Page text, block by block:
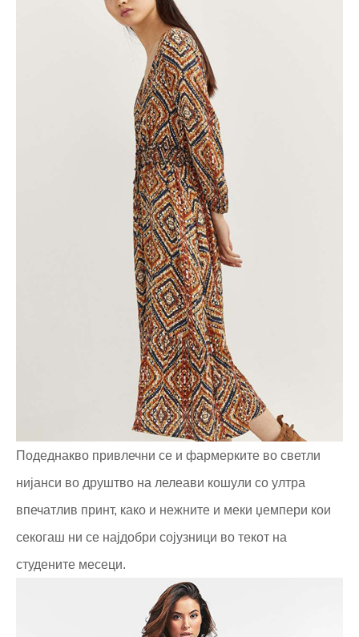
Подеднакво привлечни се и фармерките во светли
нијанси во друштво на лелеави кошули со ултра
впечатлив принт, како и нежните и меки џемпери кои
секогаш ни се најдобри сојузници во текот на
студените месеци.